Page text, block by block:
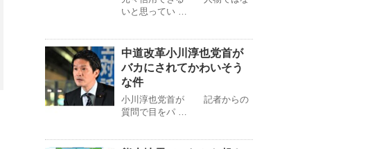
いと思ってい …
中道改革小川淳也党首が
バカにされてかわいそう
な件
小川淳也党首が 記者からの
質問で目をパ …